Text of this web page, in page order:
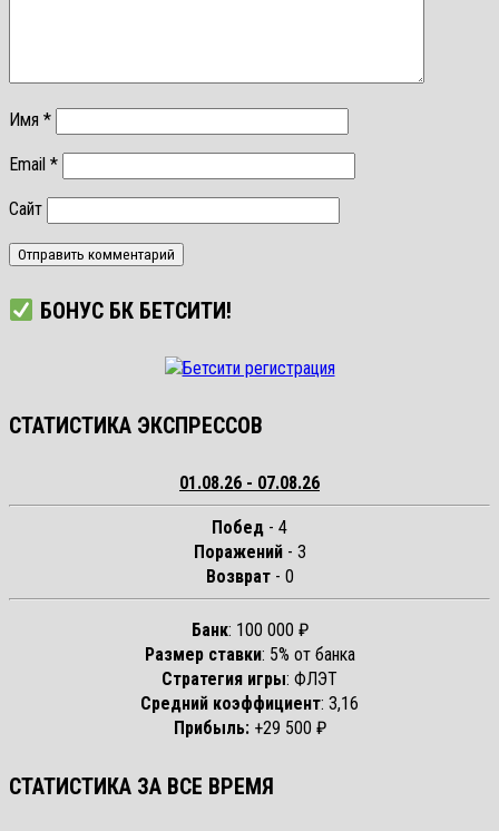
Имя *
Email *
Сайт
БОНУС БК БЕТСИТИ!
СТАТИСТИКА ЭКСПРЕССОВ
01.08.26 - 07.08.26
Побед - 4
Поражений- 3
Возврат- 0
Банк: 100 000 ₽
Размер ставки: 5% от банка
Стратегия игры: ФЛЭТ
Средний коэффициент: 3,16
Прибыль:+29 500 ₽
СТАТИСТИКА ЗА ВСЕ ВРЕМЯ